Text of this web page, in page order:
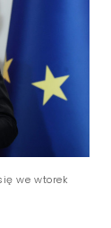
we wtorek